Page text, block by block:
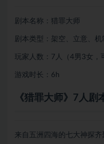
剧本名称：猎罪大师
剧本类型：架空、立意、机
玩家人数：7人（4男3女，
游戏时长：6h
《猎罪大师》7人剧
来自五洲四海的七大神探齐